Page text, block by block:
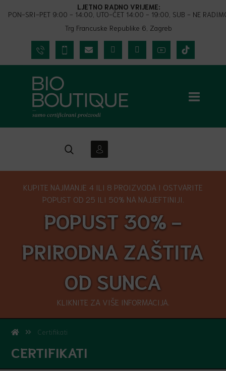
LJETNO RADNO VRIJEME:
PON-SRI-PET 9:00 - 14:00, UTO-ČET 14:00 - 19:00, SUB - NE
Trg Francuske Republike 6, Zagreb
KUPITE NAJMANJE 4 ILI 8 PROIZVODA I OSTVARITE
POPUST OD 25 ILI 50% NA NAJJEFTINIJI.
POPUST 30% -
PRIRODNA ZAŠTITA
OD SUNCA
KLIKNITE ZA VIŠE INFORMACIJA.
Certifikati
CERTIFIKATI